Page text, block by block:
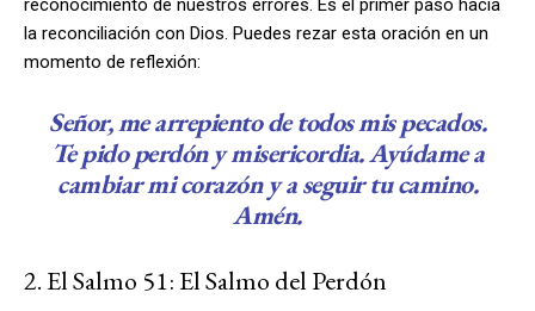
la reconciliación con Dios. Puedes rezar esta oración en un
momento de reflexión:
Señor, me arrepiento de todos mis pecados.
Te pido perdón y misericordia. Ayúdame a
cambiar mi corazón y a seguir tu camino.
Amén.
2. El Salmo 51: El Salmo del Perdón